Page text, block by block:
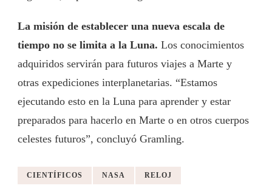
La misión de establecer una nueva escala de
tiempo no se limita a la Luna. Los conocimientos
adquiridos servirán para futuros viajes a Marte y
otras expediciones interplanetarias. “Estamos
ejecutando esto en la Luna para aprender y estar
preparados para hacerlo en Marte o en otros cuerpos
celestes futuros”, concluyó Gramling.
CIENTÍFICOS NASA RELOJ